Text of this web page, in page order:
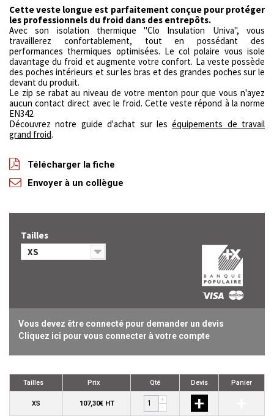
Cette veste longue est parfaitement conçue pour protéger
les professionnels du froid dans des entrepôts.
Avec son isolation thermique "Clo Insulation Univa", vous
travaillerez confortablement, tout en possédant des
performances thermiques optimisées. Le col polaire vous isole
davantage du froid et augmente votre confort. La veste possède
des poches intérieurs et sur les bras et des grandes poches sur le
devant du produit.
Le zip se rabat au niveau de votre menton pour que vous n'ayez
aucun contact direct avec le froid. Cette veste répond à la norme
EN342.
Découvrez notre guide d'achat sur leséquipements de travail
grand froid.
Télécharger la fiche
Envoyer à un collègue
Tailles
XS
Vous devez être connecté pour demander un devis
Cliquez ici pour vous connecter à votre compte
Tailles Prix Qté Devis Panier
XS 107,30€ HT
+
-
+